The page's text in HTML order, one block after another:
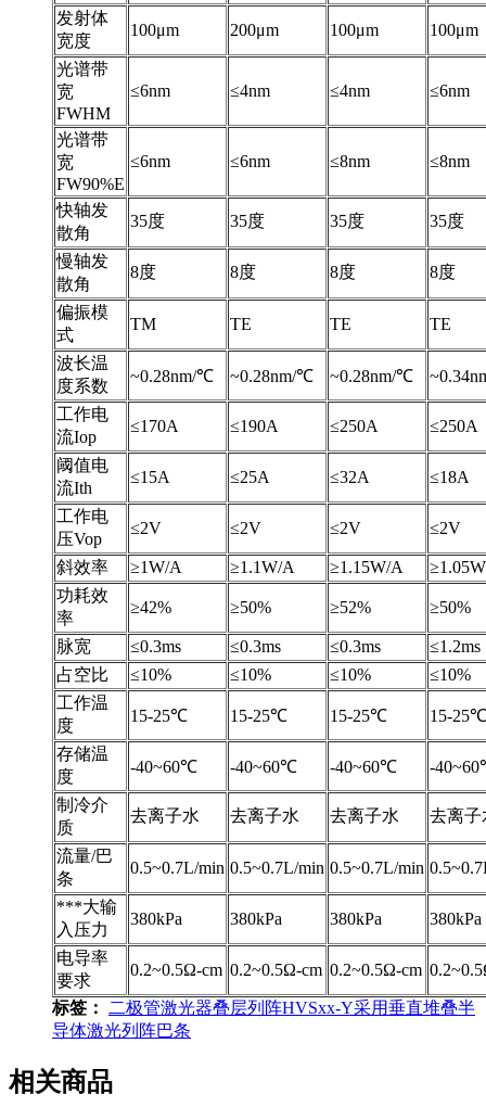
发射体
宽度
100μm 200μm 100μm 100μm
光谱带
宽
FWHM
≤6nm ≤4nm ≤4nm ≤6nm
光谱带
宽
FW90%E
≤6nm ≤6nm ≤8nm ≤8nm
快轴发
散角
35度 35度 35度 35度
慢轴发
散角
8度 8度 8度 8度
偏振模
式
TM TE TE TE
波长温
度系数
~0.28nm/℃ ~0.28nm/℃ ~0.28nm/℃
工作电
流Iop
≤170A ≤190A ≤250A ≤250A
阈值电
流Ith
≤15A ≤25A ≤32A ≤18A
工作电
压Vop
≤2V ≤2V ≤2V ≤2V
斜效率 ≥1W/A ≥1.1W/A ≥1.15W/A
功耗效
率
≥42% ≥50% ≥52% ≥50%
脉宽 ≤0.3ms ≤0.3ms ≤0.3ms
≤1.2ms
占空比
≤10% ≤10% ≤10%
≤10%
工作温
度
15-25℃ 15-25℃ 15-25℃ 15-25℃
存储温
度
-40~60℃ -40~60℃ -40~60℃ -
制冷介
质
去离子水 去离子水 去离子水 去离子
流量/巴
条
0.5~0.7L/min 0.5~0.7L/min 0.5~0.7L/min
***大输
入压力
380kPa 380kPa 380kPa 380kPa
电导率
要求
0.2~0.5Ω-cm 0.2~0.5Ω-cm 0.2~0.5Ω-cm
标签：
二极管激光器叠层列阵HVSxx-Y采用垂直堆叠半
导体激光列阵巴条
相关商品